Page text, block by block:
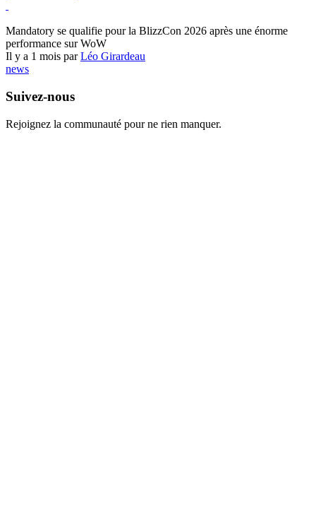
Mandatory se qualifie pour la BlizzCon 2026 après une énorme
performance sur WoW
Il y a 1 mois parLéo Girardeau
news
Suivez-nous
Rejoignez la communauté pour ne rien manquer.